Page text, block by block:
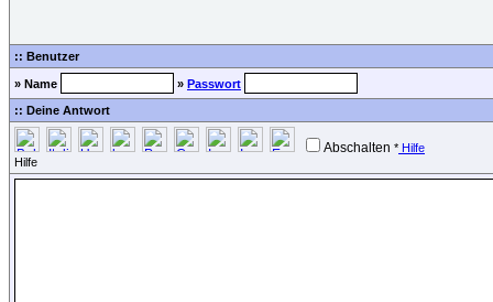
:: Benutzer
» Name » Passwort
:: Deine Antwort
Abschalten * Hilfe
Hilfe